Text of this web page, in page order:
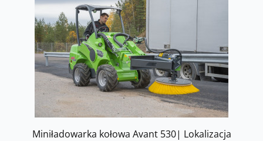
Miniładowarka kołowa Avant 530| Lokalizacja